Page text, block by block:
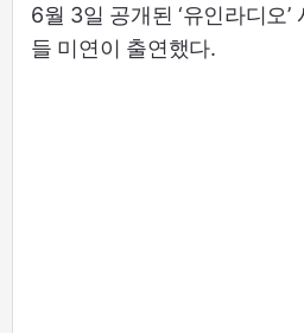
6월 3일 공개된 ‘유인라디오
들 미연이 출연했다.